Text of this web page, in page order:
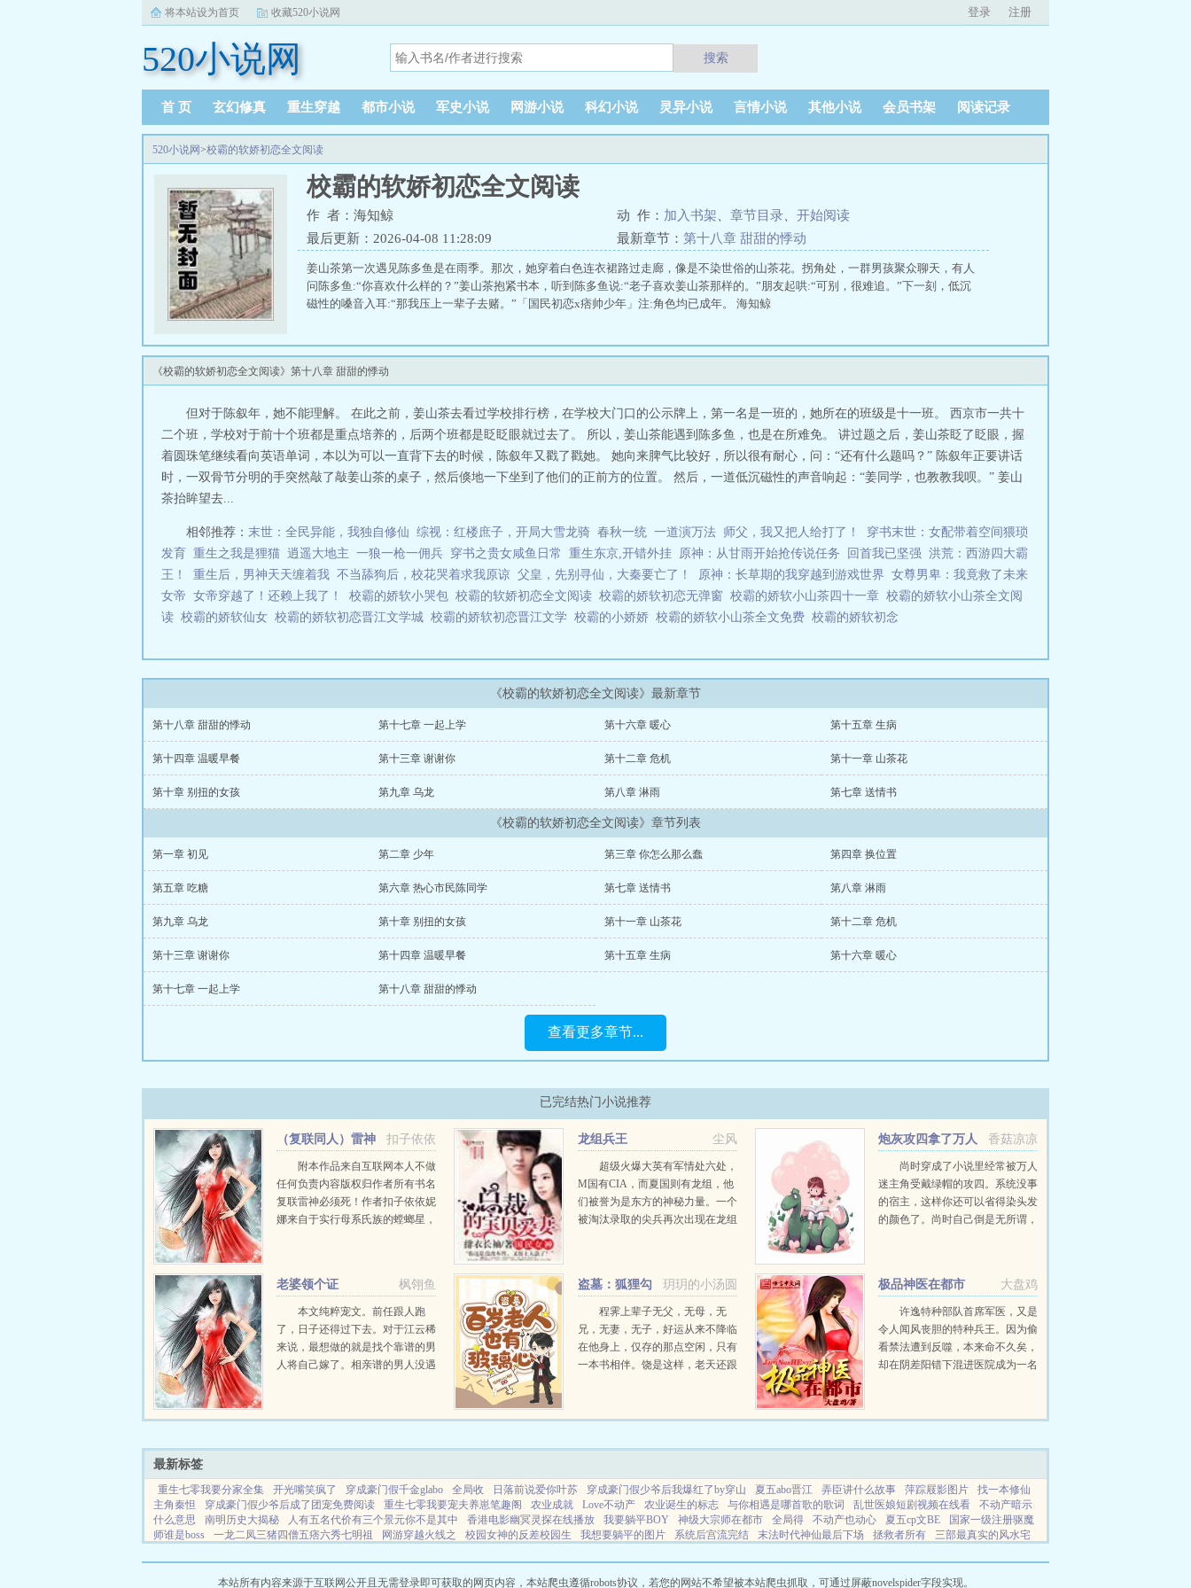
将本站设为首页 收藏520小说网 登录 注册
520小说网 搜索
首 页 玄幻修真 重生穿越 都市小说 军史小说 网游小说 科幻小说 灵异小说 言情小说 其他小说 会员书架 阅读记录
520小说网>校霸的软娇初恋全文阅读
校霸的软娇初恋全文阅读
作 者：海知鲸 动 作： 加入书架 章节目录
开始阅读
最后更新：2026-04-08 11:28:09
最新章节： 第十八章 甜甜的悸动
姜山茶第一次遇见陈多鱼是在雨季。那次，她穿着白色连衣裙路过走廊，像是不染世俗的山茶花。拐角处，一群男孩聚众聊天，有人
问陈多鱼:“你喜欢什么样的？”姜山茶抱紧书本，听到陈多鱼说:“老子喜欢姜山茶那样的。”朋友起哄:“可别，很难追。”下一刻，低沉
磁性的嗓音入耳:“那我压上一辈子去赌。”「国民初恋x痞帅少年」注:角色均已成年。 海知鲸
《校霸的软娇初恋全文阅读》第十八章 甜甜的悸动
但对于陈叙年，她不能理解。 在此之前，姜山茶去看过学校排行榜，在学校大门口的公示牌上，第一名是一班的，她所在的班级是十一班。 西京市一共十
二个班，学校对于前十个班都是重点培养的，后两个班都是眨眨眼就过去了。 所以，姜山茶能遇到陈多鱼，也是在所难免。 讲过题之后，姜山茶眨了眨眼，握
着圆珠笔继续看向英语单词，本以为可以一直背下去的时候，陈叙年又戳了戳她。 她向来脾气比较好，所以很有耐心，问：“还有什么题吗？” 陈叙年正要讲话
时，一双骨节分明的手突然敲了敲姜山茶的桌子，然后倏地一下坐到了他们的正前方的位置。 然后，一道低沉磁性的声音响起：“姜同学，也教教我呗。” 姜山
茶抬眸望去...
相邻推荐： 末世：全民异能，我独自修仙 综视：红楼庶子，开局大雪龙骑 春秋一统 一道演万法 师父，我又把人给打了！
穿书末世：女配带着空间猥琐
发育
重生之我是狸猫 逍遥大地主 一狼一枪一佣兵 穿书之贵女咸鱼日常 重生东京,开错外挂 原神：从甘雨开始抢传说任务 回首我已坚强 洪荒：西游四大霸
王！
重生后，男神天天缠着我 不当舔狗后，校花哭着求我原谅 父皇，先别寻仙，大秦要亡了！ 原神：长草期的我穿越到游戏世界 女尊男卑：我竟救了未来
女帝 女帝穿越了！还赖上我了！ 校霸的娇软小哭包 校霸的软娇初恋全文阅读 校霸的娇软初恋无弹窗 校霸的娇软小山茶四十一章 校霸的娇软小山茶全文阅
读 校霸的娇软仙女 校霸的娇软初恋晋江文学城 校霸的娇软初恋晋江文学 校霸的小娇娇 校霸的娇软小山茶全文免费 校霸的娇软初念
《校霸的软娇初恋全文阅读》最新章节
第十八章 甜甜的悸动 第十七章 一起上学 第十六章 暖心 第十五章 生病
第十四章 温暖早餐 第十三章 谢谢你 第十二章 危机 第十一章 山茶花
第十章 别扭的女孩 第九章 乌龙 第八章 淋雨 第七章 送情书
《校霸的软娇初恋全文阅读》章节列表
第一章 初见 第二章 少年 第三章 你怎么那么蠢 第四章 换位置
第五章 吃糖 第六章 热心市民陈同学 第七章 送情书 第八章 淋雨
第九章 乌龙 第十章 别扭的女孩 第十一章 山茶花 第十二章 危机
第十三章 谢谢你 第十四章 温暖早餐 第十五章 生病 第十六章 暖心
第十七章 一起上学 第十八章 甜甜的悸动
查看更多章节...
已完结热门小说推荐
扣子依依
（复联同人）雷神
必须死！+番外
附本作品来自互联网本人不做
任何负责内容版权归作者所有书名
复联雷神必须死！作者扣子依依妮
娜来自于实行母系氏族的螳螂星，
尘风
龙组兵王
超级火爆大英有军情处六处，
M国有CIA，而夏国则有龙组，他
们被誉为是东方的神秘力量。一个
被淘汰录取的尖兵再次出现在龙组
香菇凉凉
炮灰攻四拿了万人
迷剧本（快穿）
尚时穿成了小说里经常被万人
迷主角受戴绿帽的攻四。系统没事
的宿主，这样你还可以省得染头发
的颜色了。尚时自己倒是无所谓，
枫翎鱼
老婆领个证
本文纯粹宠文。前任跟人跑
了，日子还得过下去。对于江云稀
来说，最想做的就是找个靠谱的男
人将自己嫁了。相亲谱的男人没遇
雷锋精神，做回好人把她拐回
玥玥的小汤圆
盗墓：狐狸勾
搭麒麟的n种办法
程霁上辈子无父，无母，无
兄，无妻，无子，好运从来不降临
在他身上，仅存的那点空闲，只有
一本书相伴。饶是这样，老天还跟
狱的囚牢。再一睁眼，穿到了九门
大盘鸡
极品神医在都市
许逸特种部队首席军医，又是
令人闻风丧胆的特种兵王。因为偷
看禁法遭到反噬，本来命不久矣，
却在阴差阳错下混进医院成为一名
鹊起，更是获得了无数美女的青
最新标签
重生七零我要分家全集 开光嘴笑疯了 穿成豪门假千金glabo 全局收 日落前说爱你叶苏 穿成豪门假少爷后我爆红了by穿山 夏五abo晋江 弄臣讲什么故事 萍踪屐影图片
找一本修仙
主角秦怛
穿成豪门假少爷后成了团宠免费阅读 重生七零我要宠夫养崽笔趣阁 农业成就 Love不动产 农业诞生的标志 与你相遇是哪首歌的歌词 乱世医娘短剧视频在线看
不动产暗示
什么意思
南明历史大揭秘 人有五名代价有三个景元你不是其中 香港电影幽冥灵探在线播放 我要躺平BOY 神级大宗师在都市 全局得 不动产也动心 夏五cp文BE
国家一级注册驱魔
师谁是boss
一龙二凤三猪四僧五痞六秀七明祖 网游穿越火线之 校园女神的反差校园生 我想要躺平的图片 系统后宫流完结 末法时代神仙最后下场 拯救者所有
三部最真实的风水宅
以谈恋爱吗
九阴游戏 明明不是我女友的纯情辣妹轻免费阅读 美高fbl但假装兄弟资源免 全局ai 青主传奇解说视频全集 清冷美人vs忠犬竹马免费阅读 APP仙魔记
穿成炮灰求生故事
日落之前拥抱爱情含义 九阴真经辅助app官方最新版 三国志外传最强阵容排名 夏五cp文笔趣阁 我想躺平的图片 有角打一最佳生肖 家族老祖成为魂魄的 女主安念之
本站所有内容来源于互联网公开且无需登录即可获取的网页内容，本站爬虫遵循robots协议，若您的网站不希望被本站爬虫抓取，可通过屏蔽novelspider字段实现。